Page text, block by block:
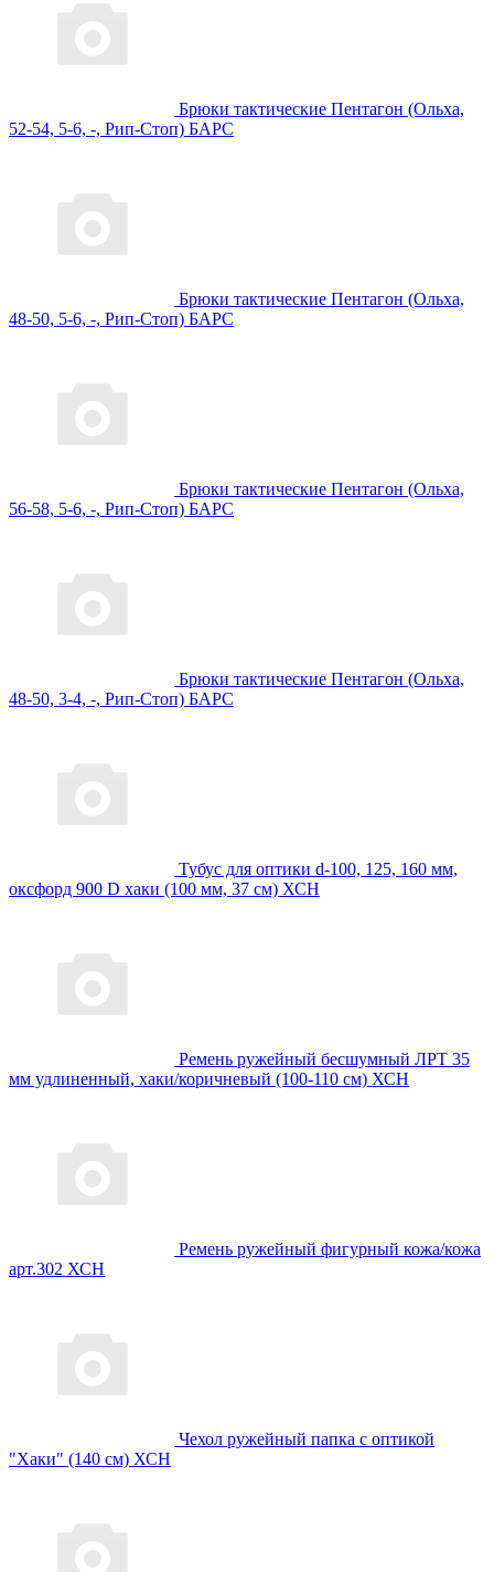
Брюки тактические Пентагон (Ольха,
52-54, 5-6, -, Рип-Стоп) БАРС
Брюки тактические Пентагон (Ольха,
48-50, 5-6, -, Рип-Стоп) БАРС
Брюки тактические Пентагон (Ольха,
56-58, 5-6, -, Рип-Стоп) БАРС
Брюки тактические Пентагон (Ольха,
48-50, 3-4, -, Рип-Стоп) БАРС
Тубус для оптики d-100, 125, 160 мм,
оксфорд 900 D хаки (100 мм, 37 см) ХСН
Ремень ружейный бесшумный ЛРТ 35
мм удлиненный, хаки/коричневый (100-110 см) ХСН
Ремень ружейный фигурный кожа/кожа
арт.302 ХСН
Чехол ружейный папка с оптикой
"Хаки" (140 см) ХСН